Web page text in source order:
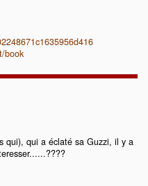
book
qui), qui a éclaté sa Guzzi, il y a